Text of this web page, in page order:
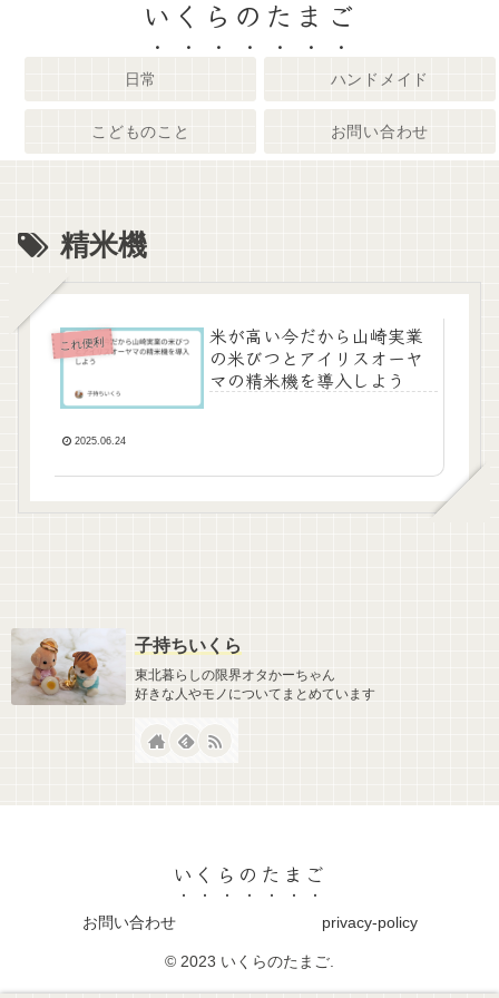
いくらのたまご
日常 ハンドメイド
こどものこと お問い合わせ
精米機
これ便利
米が高い今だから山崎実業
の米びつとアイリスオーヤ
マの精米機を導入しよう
2025.06.24
子持ちいくら
東北暮らしの限界オタかーちゃん
好きな人やモノについてまとめています
いくらのたまご
お問い合わせ privacy-policy
© 2023 いくらのたまご.